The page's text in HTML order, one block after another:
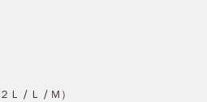
２Ｌ / Ｌ / Ｍ ）